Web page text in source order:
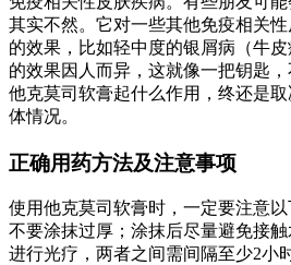
其实不然。它对一些其他免疫相关
的效果，比如轻中度的银屑病（牛
的效果因人而异，这就像一把钥匙，
他克莫司软膏起什么作用，终还是
体情况。
正确用药方法及注意事项
使用他克莫司软膏时，一定要注意以
不要涂抹过厚；涂抹后尽量避免接
进行光疗，两者之间需间隔至少2小